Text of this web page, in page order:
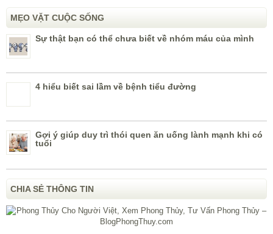
MẸO VẶT CUỘC SỐNG
Sự thật bạn có thể chưa biết về nhóm máu của mình
4 hiểu biết sai lầm về bệnh tiểu đường
Gợi ý giúp duy trì thói quen ăn uống lành mạnh khi có
tuổi
CHIA SẺ THÔNG TIN